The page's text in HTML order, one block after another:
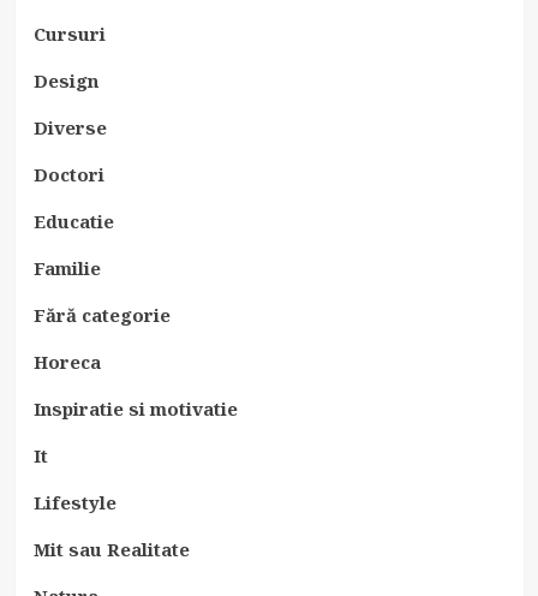
Cursuri
Design
Diverse
Doctori
Educatie
Familie
Fără categorie
Horeca
Inspiratie si motivatie
It
Lifestyle
Mit sau Realitate